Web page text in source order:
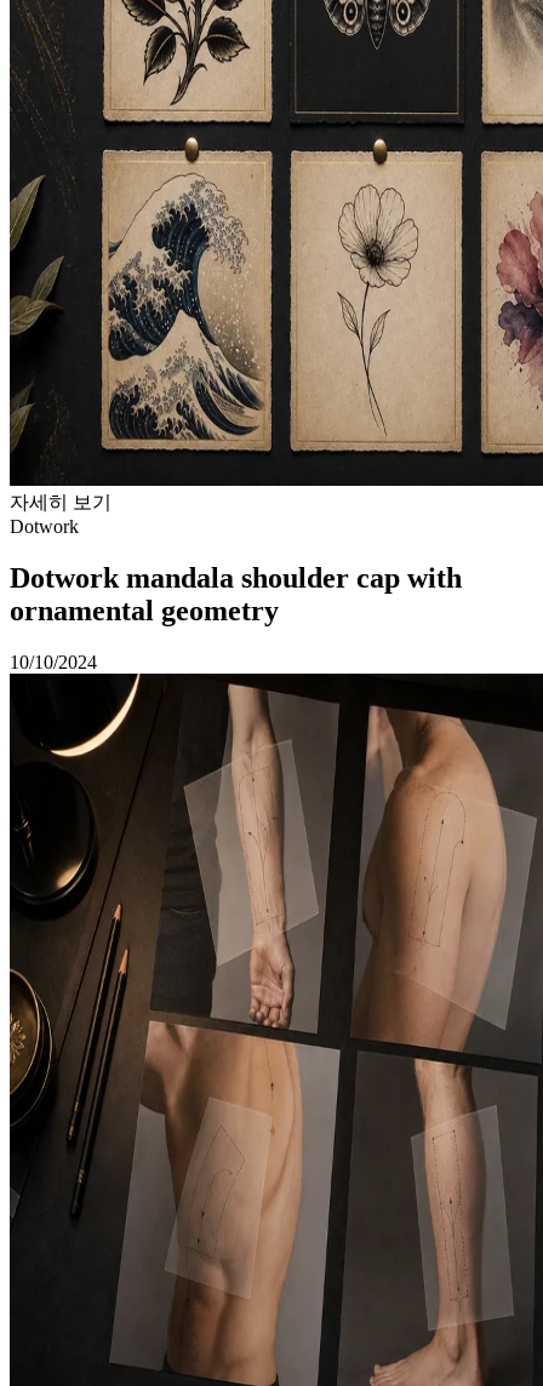
자세히 보기
Dotwork
Dotwork mandala shoulder cap with
ornamental geometry
10/10/2024